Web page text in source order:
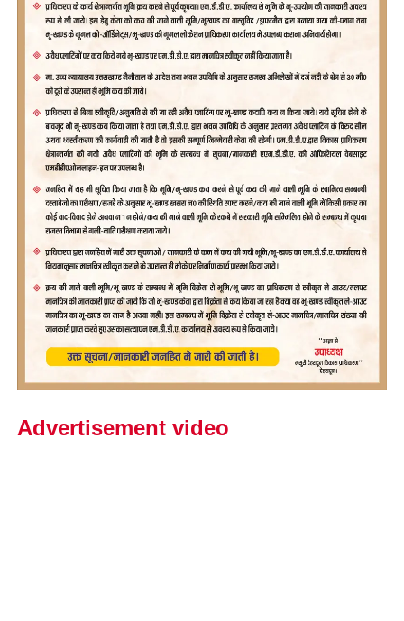
Advertisement video